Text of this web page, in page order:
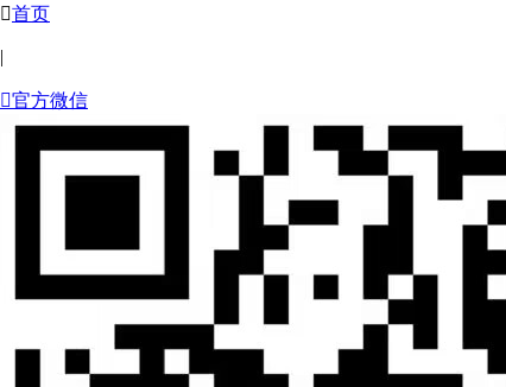
首页
|
官方微信
海量福利拿到手软